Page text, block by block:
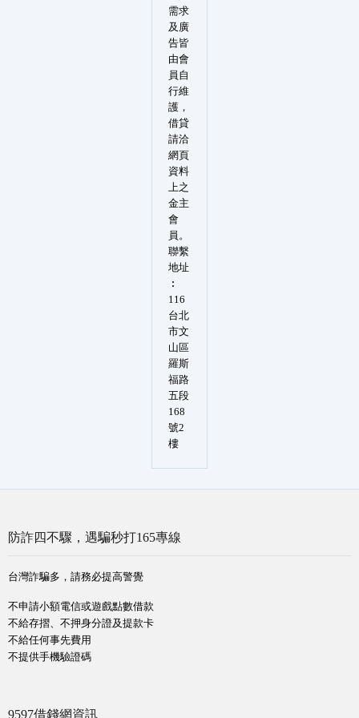
需求
及廣
告皆
由會
員自
行維
護，
借貸
請洽
網頁
資料
上之
金主
會
員。
聯繫
地址
︰
116
台北
市文
山區
羅斯
福路
五段
168
號2
樓
防詐四不驟，遇騙秒打165專線
台灣詐騙多，請務必提高警覺
不申請小額電信或遊戲點數借款
不給存摺、不押身分證及提款卡
不給任何事先費用
不提供手機驗證碼
9597借錢網資訊